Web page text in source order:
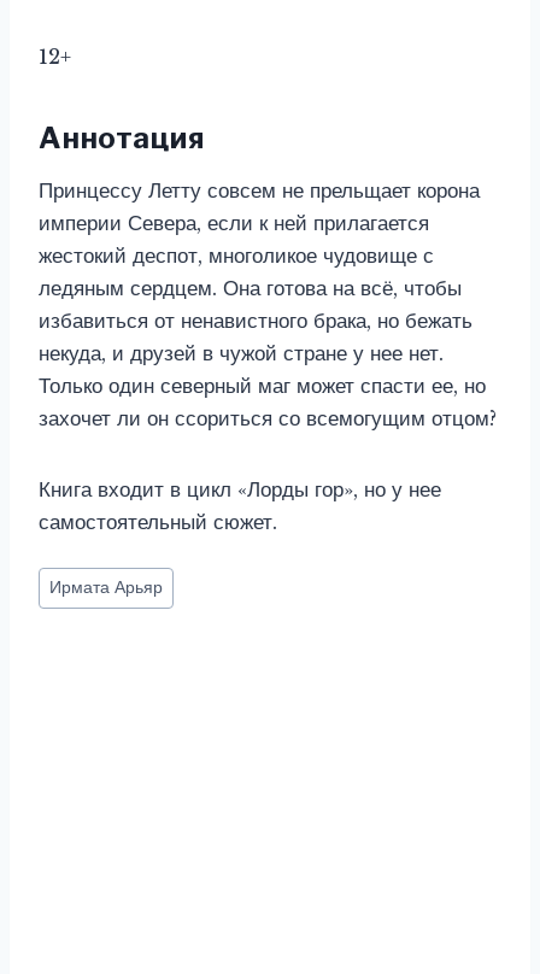
12+
Аннотация
Принцессу Летту совсем не прельщает корона
империи Севера, если к ней прилагается
жестокий деспот, многоликое чудовище с
ледяным сердцем. Она готова на всё, чтобы
избавиться от ненавистного брака, но бежать
некуда, и друзей в чужой стране у нее нет.
Только один северный маг может спасти ее, но
захочет ли он ссориться со всемогущим отцом?
Книга входит в цикл «Лорды гор», но у нее
самостоятельный сюжет.
Метки
записи:
Ирмата Арьяр